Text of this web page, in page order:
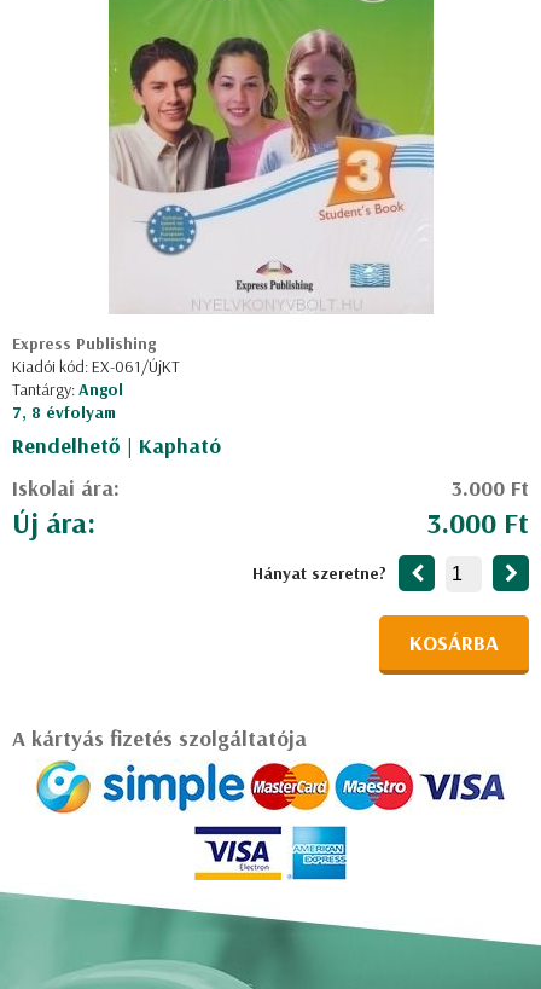
Express Publishing
Kiadói kód: EX-061/ÚjKT
Tantárgy:Angol
7, 8 évfolyam
Rendelhető | Kapható
Iskolai ára:
3.000 Ft
Új ára: 3.000 Ft
Hányat szeretne?
KOSÁRBA
A kártyás fizetés szolgáltatója